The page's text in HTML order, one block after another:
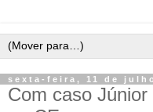
sexta-feira, 11 de
Com caso